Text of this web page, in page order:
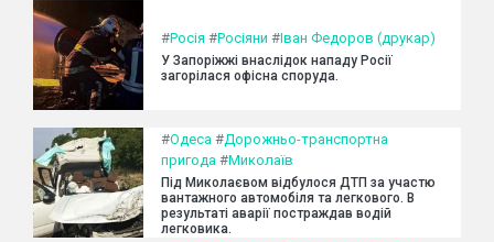
#Росія #Росіяни #Іван Федоров (друкар)
У Запоріжжі внаслідок нападу Росії
загорілася офісна споруда.
#Одеса #Дорожньо-транспортна
пригода #Миколаїв
Під Миколаєвом відбулося ДТП за участю
вантажного автомобіля та легкового. В
результаті аварії постраждав водій
легковика.